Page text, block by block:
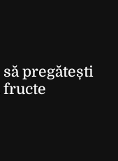
pregătești
fructe